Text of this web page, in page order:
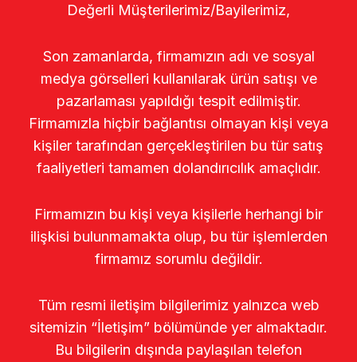
Değerli Müşterilerimiz/Bayilerimiz,
Son zamanlarda, firmamızın adı ve sosyal
medya görselleri kullanılarak ürün satışı ve
pazarlaması yapıldığı tespit edilmiştir.
Firmamızla hiçbir bağlantısı olmayan kişi veya
kişiler tarafından gerçekleştirilen bu tür satış
faaliyetleri tamamen dolandırıcılık amaçlıdır.
Firmamızın bu kişi veya kişilerle herhangi bir
ilişkisi bulunmamakta olup, bu tür işlemlerden
firmamız sorumlu değildir.
Tüm resmi iletişim bilgilerimiz yalnızca web
sitemizin “İletişim” bölümünde yer almaktadır.
Bu bilgilerin dışında paylaşılan telefon